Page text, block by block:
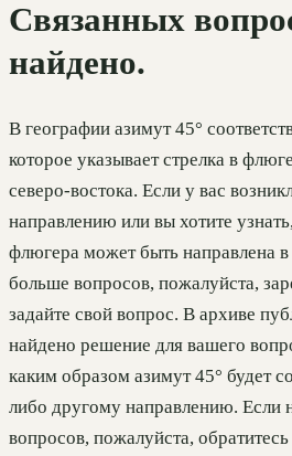
Связанных
найдено.
В географии азимут 45°
которое указывает стрелка в
северо-востока. Если у вас
направлению или вы хотите
флюгера может быть направлена
больше вопросов, пожалуйста,
задайте свой вопрос. В архиве
найдено решение для вашего
каким образом азимут 45° будет
либо другому направлению. Если
вопросов, пожалуйста,